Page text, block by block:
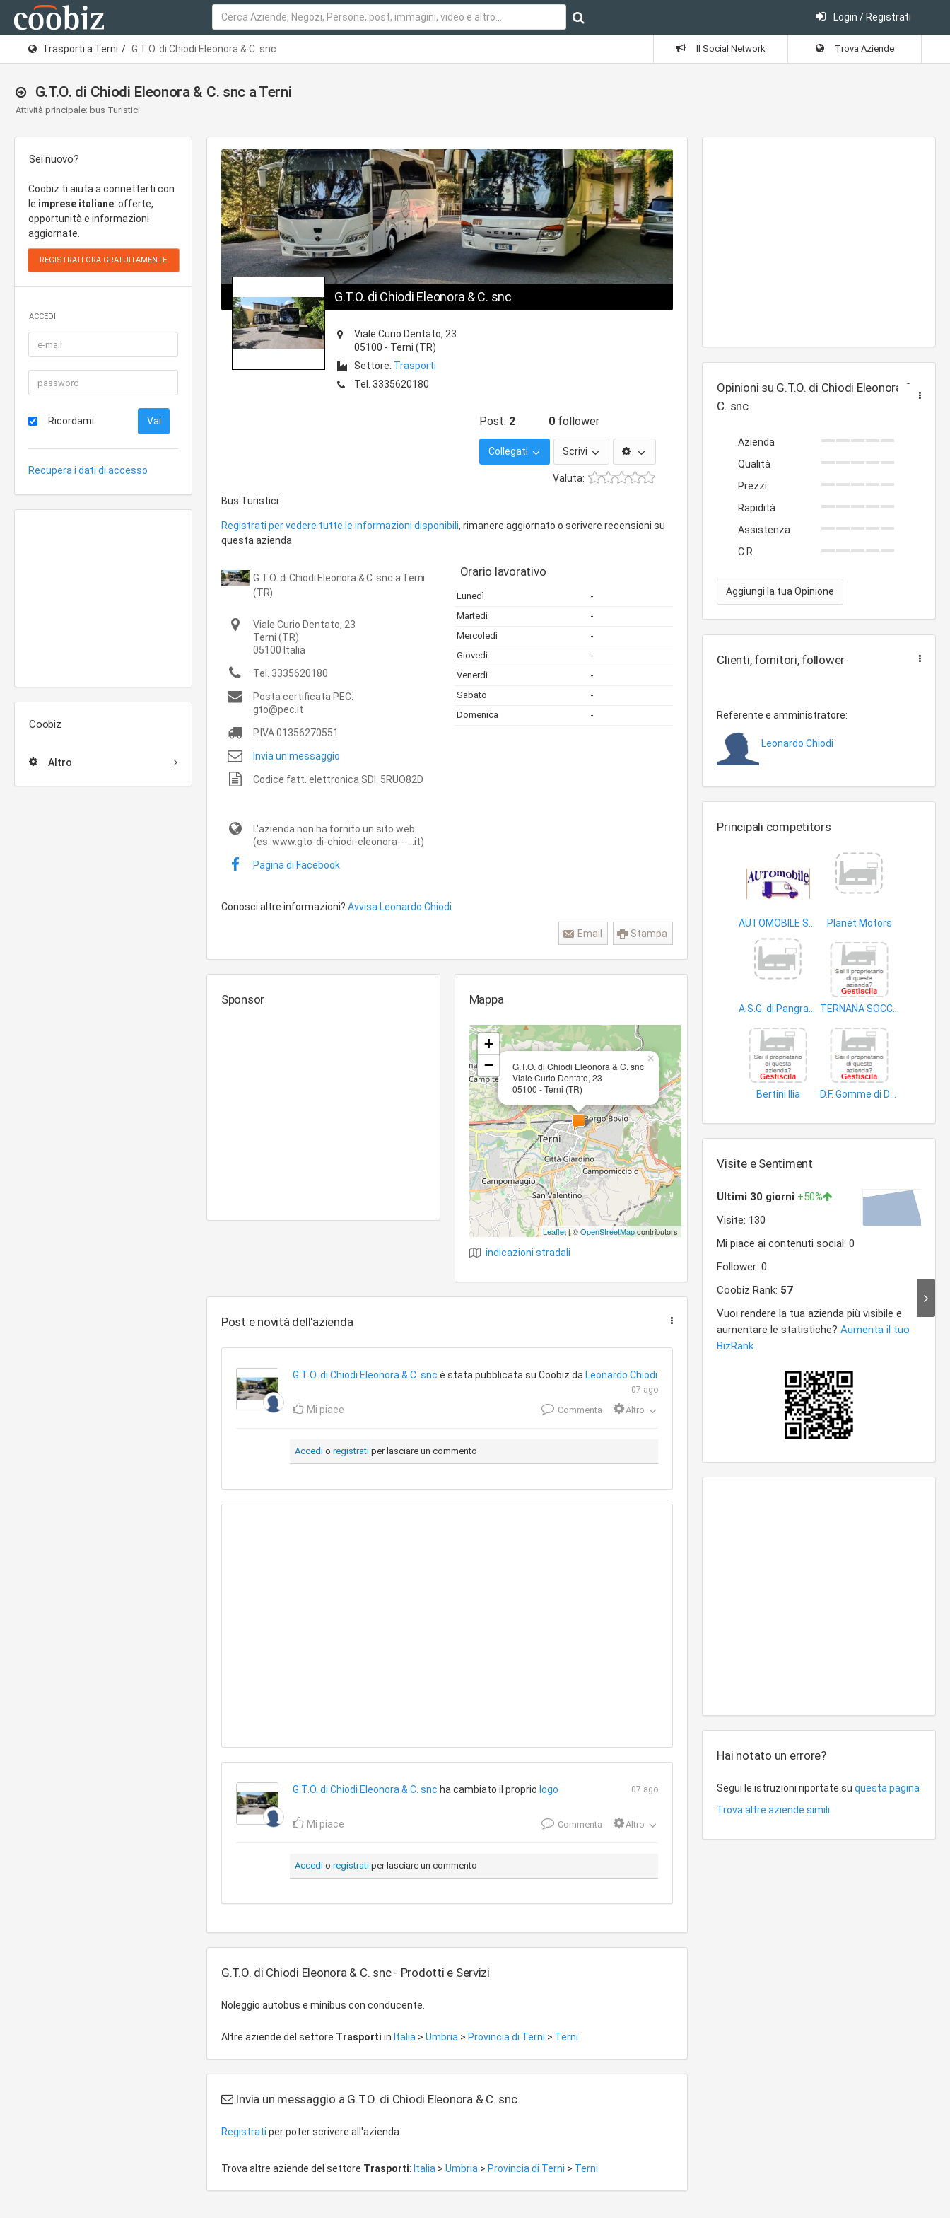
Login / Registrati
Trasporti a Terni G.T.O. di Chiodi Eleonora & C. snc Il Social Network Trova Aziende
G.T.O. di Chiodi Eleonora & C. snc a Terni
Attività principale: bus Turistici
Sei nuovo?
Coobiz ti aiuta a connetterti con
le imprese italiane: offerte,
opportunità e informazioni
aggiornate.
ACCEDI
Ricordami
Recupera i dati di accesso
Coobiz
Altro
G.T.O. di Chiodi Eleonora & C. snc
Viale Curio Dentato, 23
05100 - Terni (TR)
Settore: Trasporti
Tel. 3335620180
Post: 2 0 follower
Collegati Scrivi
Valuta:
Bus Turistici
Registrati per vedere tutte le informazioni disponibili, rimanere aggiornato o scrivere recensioni su
questa azienda
G.T.O. di Chiodi Eleonora & C. snc a Terni
(TR)
Viale Curio Dentato, 23
Terni (TR)
05100 Italia
Tel. 3335620180
Posta certificata PEC:
gto@pec.it
P.IVA01356270551
Invia un messaggio
Codice fatt. elettronica SDI: 5RUO82D
L'azienda non ha fornito un sito web
(es. www.gto-di-chiodi-eleonora---...it)
Pagina di Facebook
Orario lavorativo
Lunedì -
Martedì -
Mercoledì -
Giovedì -
Venerdì -
Sabato -
Domenica -
Conosci altre informazioni? Avvisa Leonardo Chiodi
Stampa
Email
Sponsor Mappa
G.T.O. di Chiodi Eleonora & C. snc
Viale Curio Dentato, 23
05100 - Terni (TR)
×
+
−
Leaflet| ©OpenStreetMapcontributors
indicazioni stradali
Post e novità dell'azienda
G.T.O. di Chiodi Eleonora & C. snc è stata pubblicata su Coobiz da Leonardo Chiodi
07 ago
Mi piace Commenta Altro
Accedi o registrati per lasciare un commento
G.T.O. di Chiodi Eleonora & C. snc ha cambiato il proprio logo 07 ago
Mi piace Commenta Altro
Accedi o registrati per lasciare un commento
G.T.O. di Chiodi Eleonora & C. snc - Prodotti e Servizi
Noleggio autobus e minibus con conducente.
Altre aziende del settore Trasporti in Italia > Umbria > Provincia di Terni > Terni
Invia un messaggio a G.T.O. di Chiodi Eleonora & C. snc
Registrati per poter scrivere all'azienda
Trova altre aziende del settore Trasporti: Italia > Umbria > Provincia di Terni > Terni
Opinioni su G.T.O. di Chiodi Eleonora &
C. snc
Azienda
Qualità
Prezzi
Rapidità
Assistenza
C.R.
Aggiungi la tua Opinione
Clienti, fornitori, follower
Referente e amministratore:
Leonardo Chiodi
Principali competitors
autoveicoli
Planet Motors
Bertini Ilia
Visite e Sentiment
Hai notato un errore?
Segui le istruzioni riportate suquesta pagina
Trova altre aziende simili